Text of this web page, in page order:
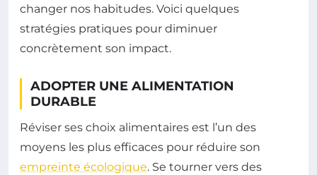
changer nos habitudes. Voici quelques
stratégies pratiques pour diminuer
concrètement son impact.
ADOPTER UNE ALIMENTATION
DURABLE
Réviser ses choix alimentaires est l’un des
moyens les plus efficaces pour réduire son
empreinte écologique. Se tourner vers des